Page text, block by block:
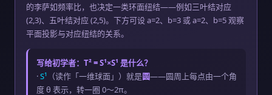
的李萨如频率比，也决定一类环面纽结——例如三叶结对应
(2,3)、五叶结对应 (2,5)。下方可设 a=2、b=3 或 a=2、b=5 观察
平面投影与对应纽结的关系。
写给初学者：T² = S¹×S¹ 是什么？
·S¹ （读作「一维球面」）就是圆——圆周上每点由一个角
度 θ 表示，转一圈 0～2π。